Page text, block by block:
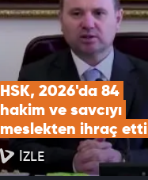
HSK, 2026'da 84
hakim ve savcıyı
meslekten ihraç etti
İZLE